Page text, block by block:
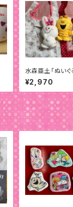
水森亜土「ぬい
コバッグ」
¥2,970